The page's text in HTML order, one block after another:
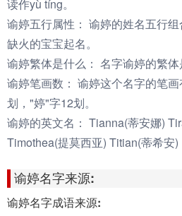
读作yù tíng。
谕婷五行属性： 谕婷的姓名五行
缺火的宝宝起名。
谕婷繁体是什么： 名字谕婷的繁体
谕婷笔画数： 谕婷这个名字的笔
划，"婷"字12划。
谕婷的英文名： Tianna(蒂安娜)
Timothea(提莫西亚) Titian(蒂希安)
谕婷名字来源:
谕婷名字成语来源: